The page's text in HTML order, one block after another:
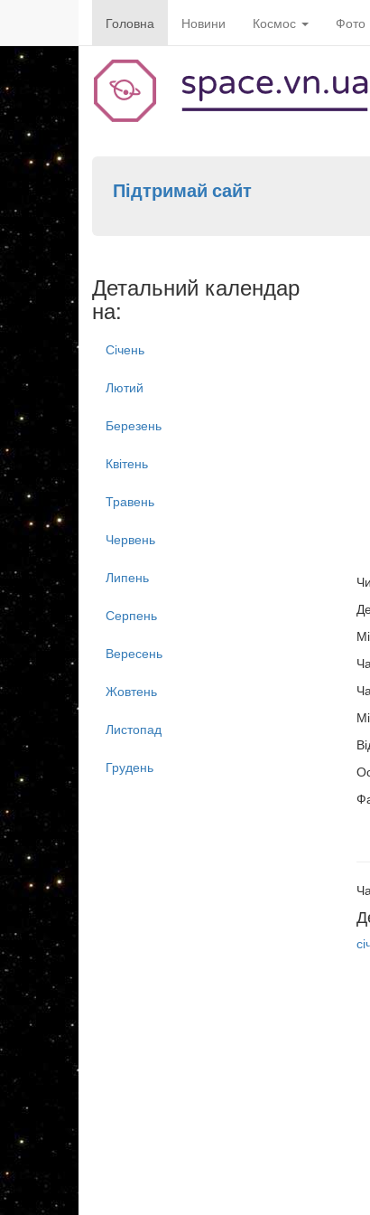
Головна Новини Космос Фото
Підтримай сайт
Детальний календар
на:
Січень
Лютий
Березень
Квітень
Травень
Червень
Липень
Серпень
Вересень
Жовтень
Листопад
Грудень